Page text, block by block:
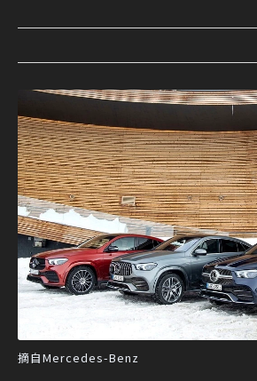
摘自Mercedes-Benz